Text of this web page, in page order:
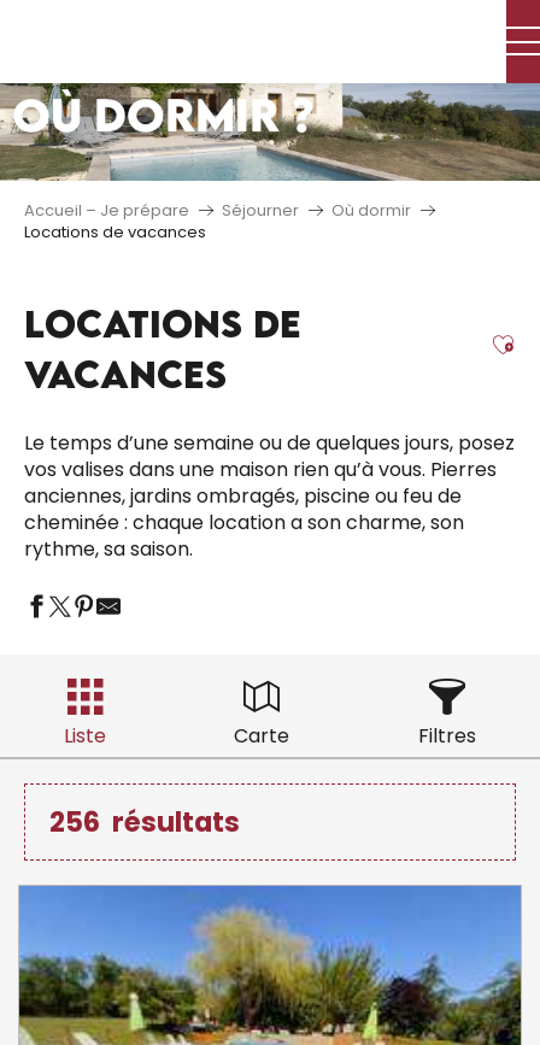
principal
OÙ DORMIR ?
Accueil – Je prépare Séjourner
Où dormir
Locations de vacances
LOCATIONS DE
VACANCES
Le temps d’une semaine ou de quelques jours, posez
vos valises dans une maison rien qu’à vous. Pierres
anciennes, jardins ombragés, piscine ou feu de
cheminée : chaque location a son charme, son
rythme, sa saison.
Liste Carte Filtres
256 résultats